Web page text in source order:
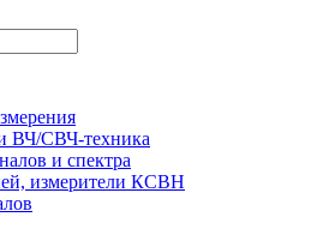
ВЧ/СВЧ-техника
и спектра
измерители КСВН